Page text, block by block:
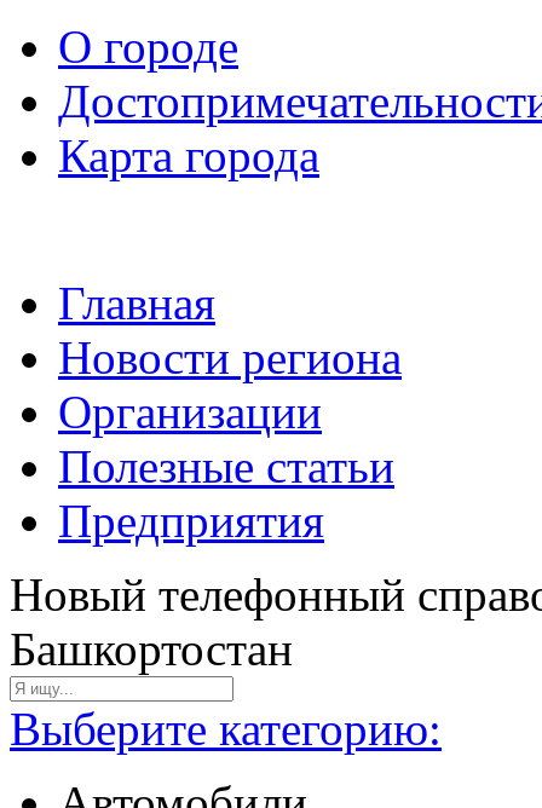
О городе
Карта города
Главная
Новости региона
Организации
Полезные статьи
Предприятия
Новый телефонный
Башкортостан
Выберите категорию: